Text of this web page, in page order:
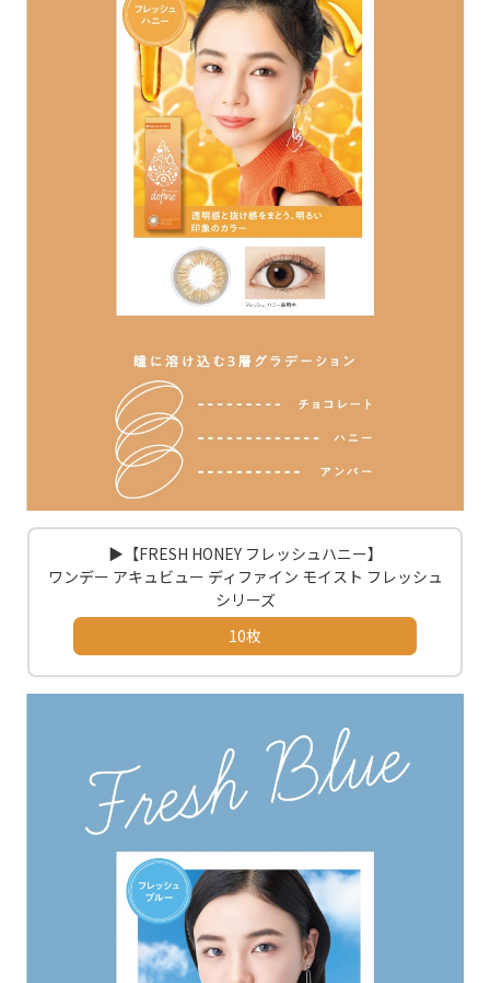
▶【FRESH HONEY フレッシュハニー】
ワンデー アキュビュー ディファイン モイスト フレッシュ
シリーズ
10枚